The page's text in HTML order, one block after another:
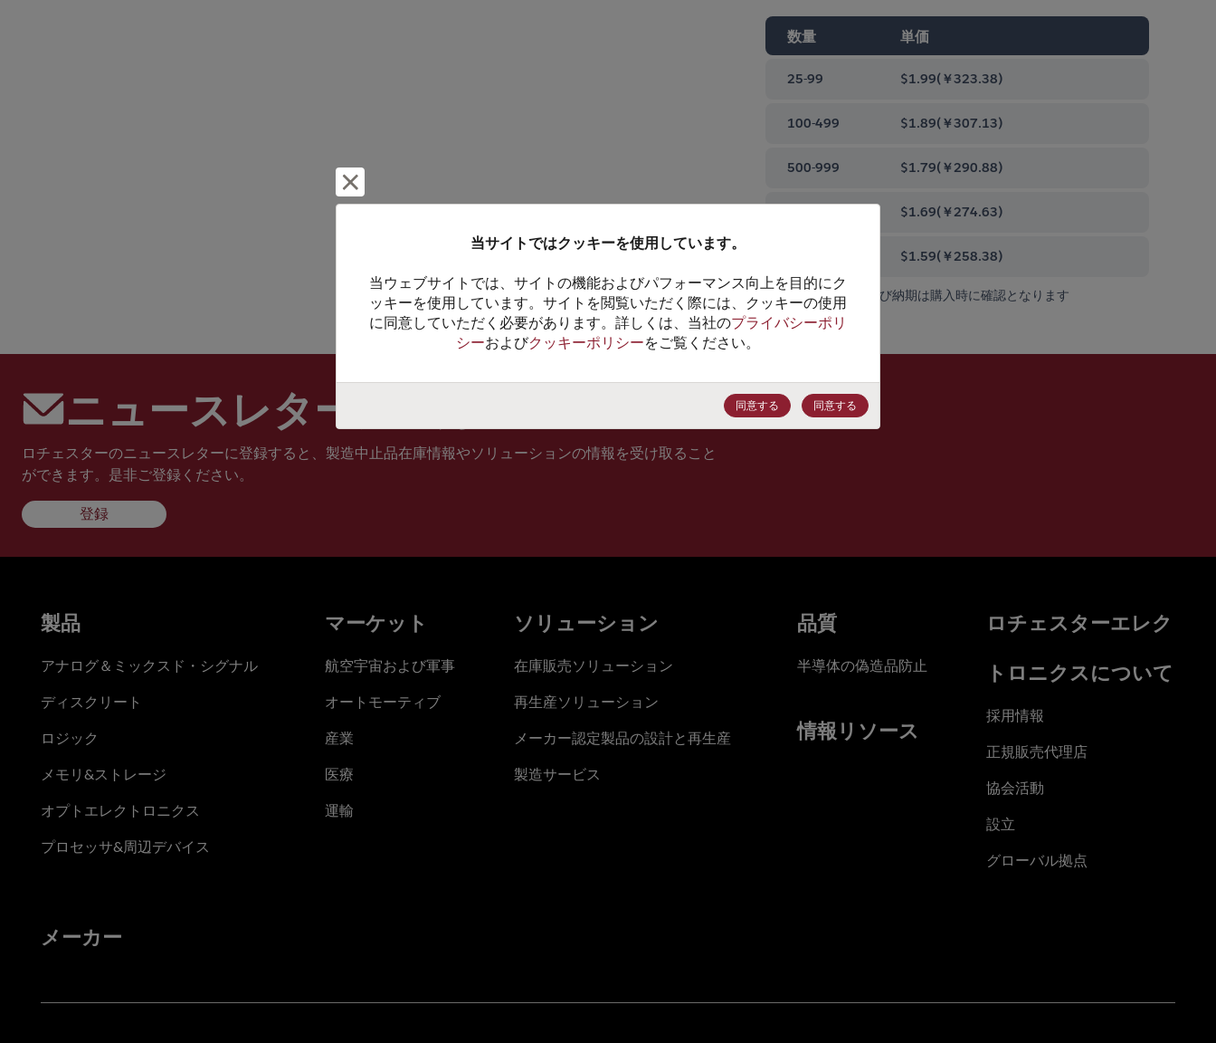
数量 単価
25-99 $1.99(￥323.38)
100-499 $1.89(￥307.13)
500-999 $1.79(￥290.88)
$1.69(￥274.63)
$1.59(￥258.38)
価格、在庫状況および納期は購入時に確認となります
ニュースレターに登録
ロチェスターのニュースレターに登録すると、製造中止品在庫情報やソリューションの情報を受け取ること
ができます。是非ご登録ください。
登録
当サイトではクッキーを使用しています。
当ウェブサイトでは、サイトの機能およびパフォーマンス向上を目的にク
ッキーを使用しています。サイトを閲覧いただく際には、クッキーの使用
に同意していただく必要があります。詳しくは、当社のプライバシーポリ
シーおよびクッキーポリシーをご覧ください。
同意する 同意する
製品
アナログ＆ミックスド・シグナル
ディスクリート
ロジック
メモリ&ストレージ
オプトエレクトロニクス
プロセッサ&周辺デバイス
マーケット
航空宇宙および軍事
オートモーティブ
産業
医療
運輸
ソリューション
在庫販売ソリューション
再生産ソリューション
メーカー認定製品の設計と再生産
製造サービス
品質
半導体の偽造品防止
情報リソース
ロチェスターエレク
トロニクスについて
採用情報
正規販売代理店
協会活動
設立
グローバル拠点
メーカー